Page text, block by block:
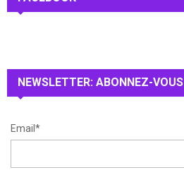
:
NEWSLETTER: ABONNEZ-VOUS
Email*